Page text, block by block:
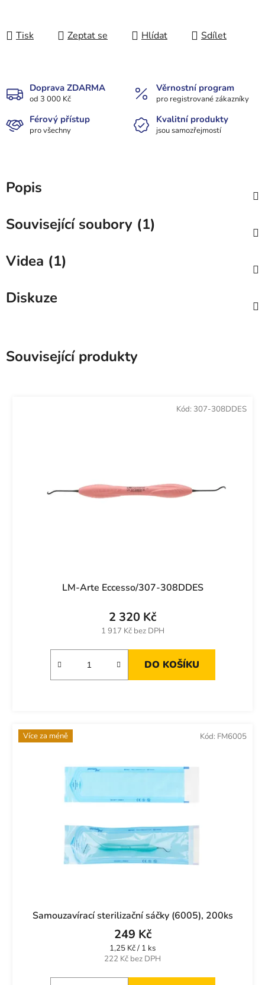
Tisk Zeptat se Hlídat Sdílet
Doprava ZDARMA
od 3 000 Kč
Věrnostní program
pro registrované zákazníky
Férový přístup
pro všechny
Kvalitní produkty
jsou samozřejmostí
Popis
Související soubory (1)
Videa (1)
Diskuze
Související produkty
LM-Arte Eccesso/307-308DDES
1 917 Kč bez DPH
2 320 Kč
DO KOŠÍKU
Kód: 307-308DDES
Více za méně
Samouzavírací sterilizační sáčky (6005), 200ks
222 Kč bez DPH
249 Kč
Měrná
cena:
1,25 Kč / 1 ks
Kód: FM6005